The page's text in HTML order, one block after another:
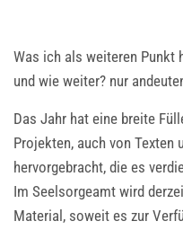
Was ich als weiteren Punkt
und wie weiter? nur
Das Jahr hat eine breite
Projekten, auch von Texten
hervorgebracht, die es
Im Seelsorgeamt wird
Material, soweit es zur